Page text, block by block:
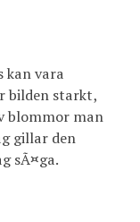
kan vara
bilden starkt,
blommor man
gillar den
sÃ¤ga.